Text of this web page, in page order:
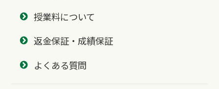
授業料について
返金保証・成績保証
よくある質問